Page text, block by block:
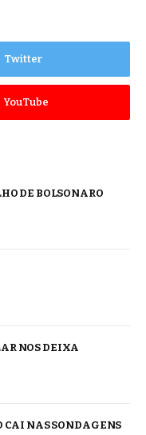
Twitter
YouTube
DE BOLSONARO
NOS DEIXA
CAI NAS SONDAGENS